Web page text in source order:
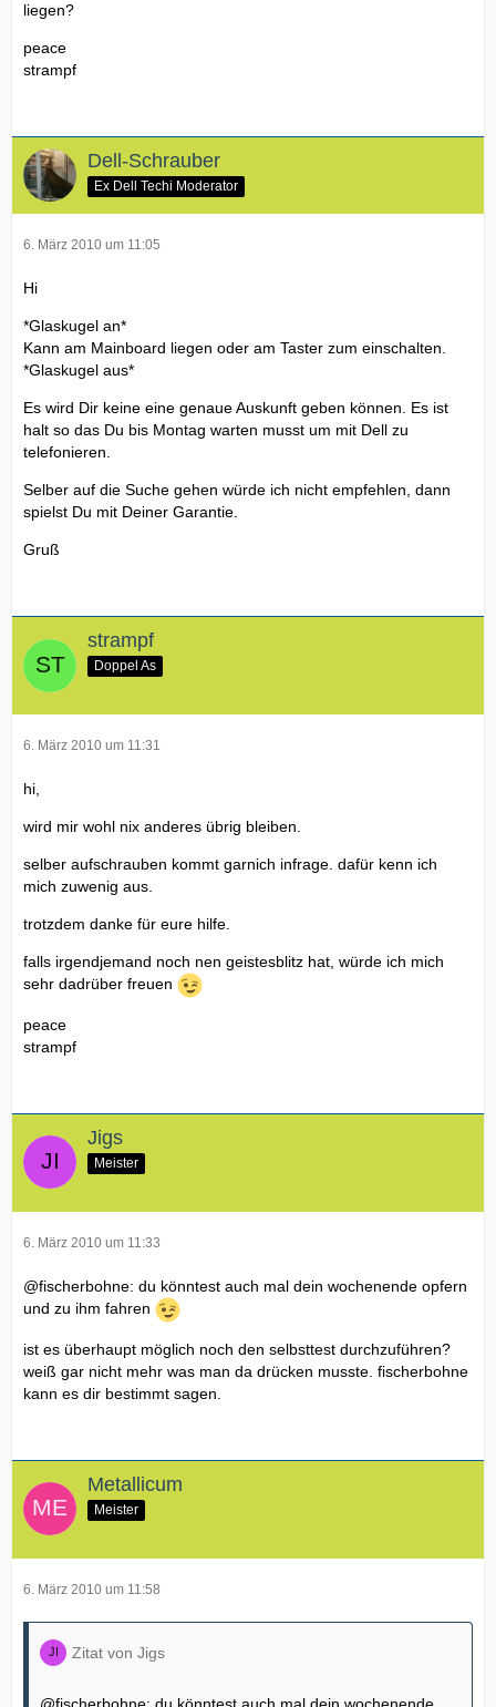
liegen?
peace
strampf
Dell-Schrauber
Ex Dell Techi Moderator
6. März 2010 um 11:05
Hi
*Glaskugel an*
Kann am Mainboard liegen oder am Taster zum einschalten.
*Glaskugel aus*
Es wird Dir keine eine genaue Auskunft geben können. Es ist
halt so das Du bis Montag warten musst um mit Dell zu
telefonieren.
Selber auf die Suche gehen würde ich nicht empfehlen, dann
spielst Du mit Deiner Garantie.
Gruß
strampf
Doppel As
6. März 2010 um 11:31
hi,
wird mir wohl nix anderes übrig bleiben.
selber aufschrauben kommt garnich infrage. dafür kenn ich
mich zuwenig aus.
trotzdem danke für eure hilfe.
falls irgendjemand noch nen geistesblitz hat, würde ich mich
sehr dadrüber freuen
peace
strampf
Jigs
Meister
6. März 2010 um 11:33
@fischerbohne: du könntest auch mal dein wochenende opfern
und zu ihm fahren
ist es überhaupt möglich noch den selbsttest durchzuführen?
weiß gar nicht mehr was man da drücken musste. fischerbohne
kann es dir bestimmt sagen.
Metallicum
Meister
6. März 2010 um 11:58
Zitat von Jigs
@fischerbohne: du könntest auch mal dein wochenende